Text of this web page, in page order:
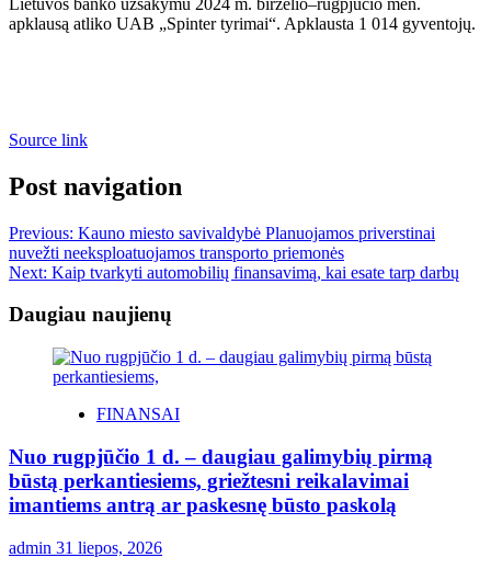
apklausą atliko UAB „Spinter tyrimai“. Apklausta 1 014 gyventojų.
Source link
Post navigation
Previous: Kauno miesto savivaldybė Planuojamos priverstinai
nuvežti neeksploatuojamos transporto priemonės
Next: Kaip tvarkyti automobilių finansavimą, kai esate tarp darbų
Daugiau naujienų
FINANSAI
Nuo rugpjūčio 1 d. – daugiau galimybių pirmą
būstą perkantiesiems, griežtesni reikalavimai
imantiems antrą ar paskesnę būsto paskolą
admin 31 liepos, 2026